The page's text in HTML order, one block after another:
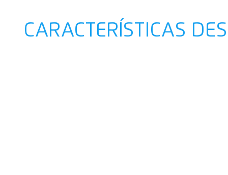
CARACTERÍSTICAS